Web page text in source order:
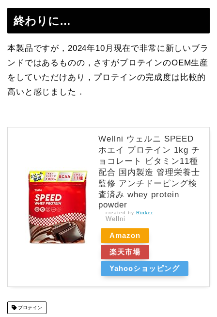
終わりに…
本製品ですが，2024年10月現在で非常に新しいブラ
ンドではあるものの，さすがプロテインのOEM生産
をしていただけあり，プロテインの完成度は比較的
高いと感じました．
Wellni ウェルニ SPEED
ホエイ プロテイン 1kg チ
ョコレート ビタミン11種
配合 国内製造 管理栄養士
監修 アンチドーピング検
査済み whey protein
powder
created by Rinker
Wellni
Amazon
楽天市場
Yahooショッピング
プロテイン